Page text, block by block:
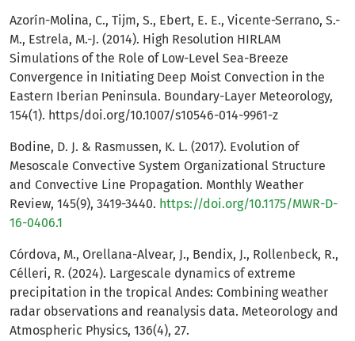
Azorín-Molina, C., Tijm, S., Ebert, E. E., Vicente-Serrano, S.-
M., Estrela, M.-J. (2014). High Resolution HIRLAM
Simulations of the Role of Low-Level Sea-Breeze
Convergence in Initiating Deep Moist Convection in the
Eastern Iberian Peninsula. Boundary-Layer Meteorology,
154(1). https/doi.org/10.1007/s10546-014-9961-z
Bodine, D. J. & Rasmussen, K. L. (2017). Evolution of
Mesoscale Convective System Organizational Structure
and Convective Line Propagation. Monthly Weather
Review, 145(9), 3419-3440. https://doi.org/10.1175/MWR-D-
16-0406.1
Córdova, M., Orellana-Alvear, J., Bendix, J., Rollenbeck, R.,
Célleri, R. (2024). Largescale dynamics of extreme
precipitation in the tropical Andes: Combining weather
radar observations and reanalysis data. Meteorology and
Atmospheric Physics, 136(4), 27.